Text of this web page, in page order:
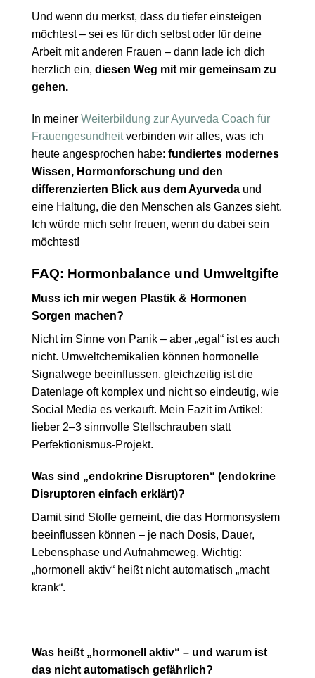
Und wenn du merkst, dass du tiefer einsteigen
möchtest – sei es für dich selbst oder für deine
Arbeit mit anderen Frauen – dann lade ich dich
herzlich ein, diesen Weg mit mir gemeinsam zu
gehen.
In meiner Weiterbildung zur Ayurveda Coach für
Frauengesundheitverbinden wir alles, was ich
heute angesprochen habe: fundiertes modernes
Wissen, Hormonforschung und den
differenzierten Blick aus dem Ayurveda und
eine Haltung, die den Menschen als Ganzes sieht.
Ich würde mich sehr freuen, wenn du dabei sein
möchtest!
FAQ: Hormonbalance und Umweltgifte
Muss ich mir wegen Plastik & Hormonen
Sorgen machen?
Nicht im Sinne von Panik – aber „egal“ ist es auch
nicht. Umweltchemikalien können hormonelle
Signalwege beeinflussen, gleichzeitig ist die
Datenlage oft komplex und nicht so eindeutig, wie
Social Media es verkauft. Mein Fazit im Artikel:
lieber 2–3 sinnvolle Stellschrauben statt
Perfektionismus-Projekt.
Was sind „endokrine Disruptoren“ (endokrine
Disruptoren einfach erklärt)?
Damit sind Stoffe gemeint, die das Hormonsystem
beeinflussen können – je nach Dosis, Dauer,
Lebensphase und Aufnahmeweg. Wichtig:
„hormonell aktiv“ heißt nicht automatisch „macht
krank“.
Was heißt „hormonell aktiv“ – und warum ist
das nicht automatisch gefährlich?